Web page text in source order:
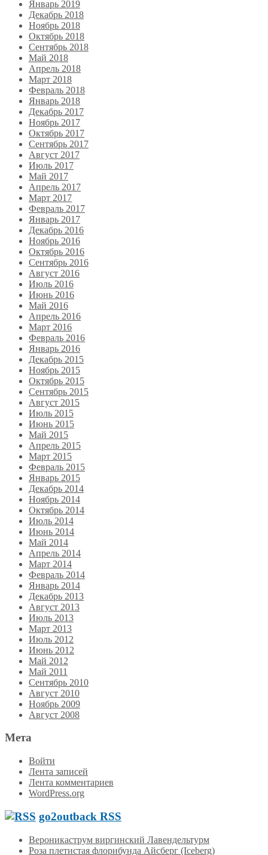
Январь 2019
Декабрь 2018
Ноябрь 2018
Октябрь 2018
Сентябрь 2018
Май 2018
Апрель 2018
Март 2018
Февраль 2018
Январь 2018
Декабрь 2017
Ноябрь 2017
Октябрь 2017
Сентябрь 2017
Август 2017
Июль 2017
Май 2017
Апрель 2017
Март 2017
Февраль 2017
Январь 2017
Декабрь 2016
Ноябрь 2016
Октябрь 2016
Сентябрь 2016
Август 2016
Июль 2016
Июнь 2016
Май 2016
Апрель 2016
Март 2016
Февраль 2016
Январь 2016
Декабрь 2015
Ноябрь 2015
Октябрь 2015
Сентябрь 2015
Август 2015
Июль 2015
Июнь 2015
Май 2015
Апрель 2015
Март 2015
Февраль 2015
Январь 2015
Декабрь 2014
Ноябрь 2014
Октябрь 2014
Июль 2014
Июнь 2014
Май 2014
Апрель 2014
Март 2014
Февраль 2014
Январь 2014
Декабрь 2013
Август 2013
Июль 2013
Март 2013
Июль 2012
Июнь 2012
Май 2012
Май 2011
Сентябрь 2010
Август 2010
Ноябрь 2009
Август 2008
Мета
Войти
Лента записей
Лента комментариев
WordPress.org
go2outback RSS
Вероникаструм виргинский Лавендельтурм
Роза плетистая флорибунда Айсберг (Iceberg)